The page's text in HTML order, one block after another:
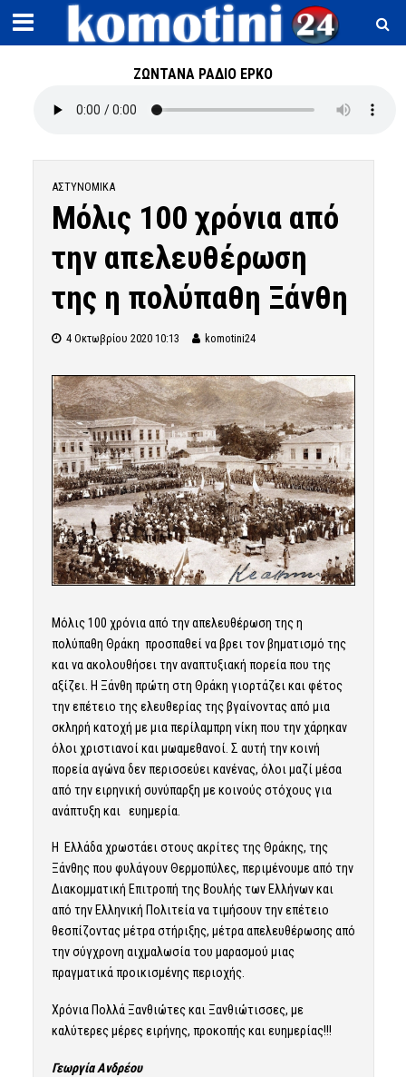
ΖΩΝΤΑΝΑ ΡΑΔΙΟ ΕΡΚΟ
ΑΣΤΥΝΟΜΙΚΆ
Μόλις 100 χρόνια από
την απελευθέρωση
της η πολύπαθη Ξάνθη
4 Οκτωβρίου 2020 10:13 komotini24
Μόλις 100 χρόνια από την απελευθέρωση της η
πολύπαθη Θράκη προσπαθεί να βρει τον βηματισμό της
και να ακολουθήσει την αναπτυξιακή πορεία που της
αξίζει. Η Ξάνθη πρώτη στη Θράκη γιορτάζει και φέτος
την επέτειο της ελευθερίας της βγαίνοντας από μια
σκληρή κατοχή με μια περίλαμπρη νίκη που την χάρηκαν
όλοι χριστιανοί και μωαμεθανοί. Σ αυτή την κοινή
πορεία αγώνα δεν περισσεύει κανένας, όλοι μαζί μέσα
από την ειρηνική συνύπαρξη με κοινούς στόχους για
ανάπτυξη και ευημερία.
Η Ελλάδα χρωστάει στους ακρίτες της Θράκης, της
Ξάνθης που φυλάγουν Θερμοπύλες, περιμένουμε από την
Διακομματική Επιτροπή της Βουλής των Ελλήνων και
από την Ελληνική Πολιτεία να τιμήσουν την επέτειο
θεσπίζοντας μέτρα στήριξης, μέτρα απελευθέρωσης από
την σύγχρονη αιχμαλωσία του μαρασμού μιας
πραγματικά προικισμένης περιοχής.
Χρόνια Πολλά Ξανθιώτες και Ξανθιώτισσες, με
καλύτερες μέρες ειρήνης, προκοπής και ευημερίας!!!
Γεωργία Ανδρέου